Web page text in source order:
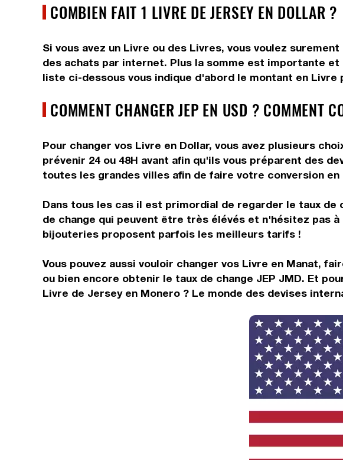
COMBIEN FAIT 1 LIVRE DE JERSEY EN DOLLAR ?
Si vous avez un Livre ou des Livres, vous voulez
des achats par internet. Plus la somme est importante
liste ci-dessous vous indique d'abord le montant en
COMMENT CHANGER JEP EN USD ? COMMENT
Pour changer vos Livre en Dollar, vous avez plusieurs
prévenir 24 ou 48H avant afin qu'ils vous préparent des
toutes les grandes villes afin de faire votre conversion en
Dans tous les cas il est primordial de regarder le taux de
de change qui peuvent être très élévés et n'hésitez pas
bijouteries proposent parfois les meilleurs tarifs !
Vous pouvez aussi vouloir changer vos Livre en Manat,
ou bien encore obtenir le taux de change JEP JMD. Et
Livre de Jersey en Monero ? Le monde des devises